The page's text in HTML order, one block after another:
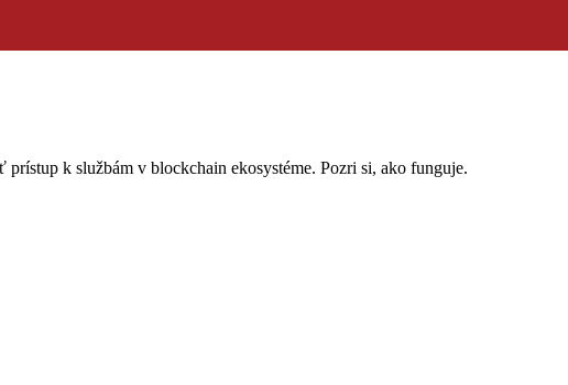
k službám v blockchain ekosystéme. Pozri si, ako funguje.